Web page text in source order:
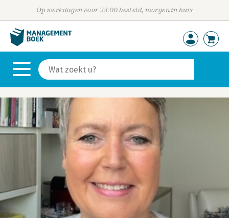
Op werkdagen voor 23:00 besteld, morgen in huis